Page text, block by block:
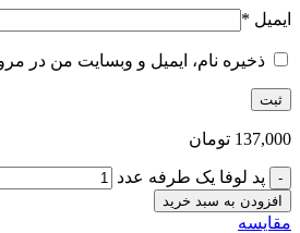
ایمیل *
ذخیره نام، ایمیل و وبسایت من در
137,000 تومان
پد لوفا یک طرفه عدد
افزودن به سبد خرید
مقایسه